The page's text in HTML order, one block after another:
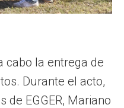
cabo la entrega de
Durante el acto,
de EGGER, Mariano